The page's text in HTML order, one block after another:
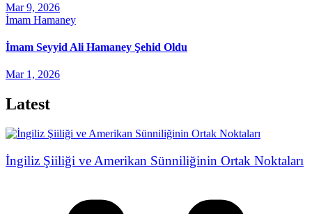
Mar 9, 2026
İmam Hamaney
İmam Seyyid Ali Hamaney Şehid Oldu
Mar 1, 2026
Latest
İngiliz Şiiliği ve Amerikan Sünniliğinin Ortak Noktaları